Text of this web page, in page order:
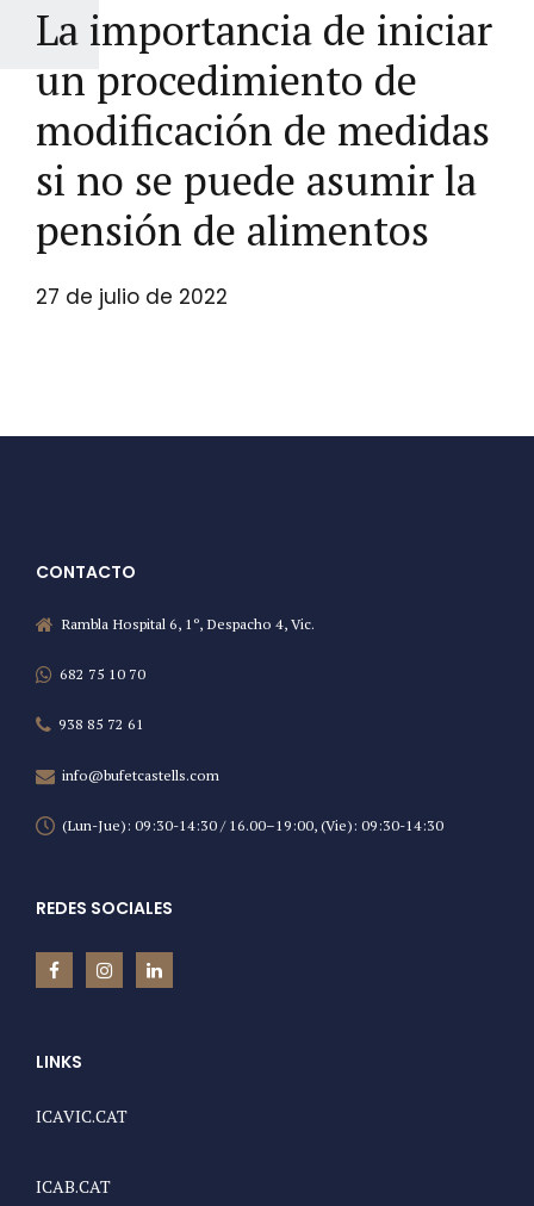
La importancia de iniciar
un procedimiento de
modificación de medidas
si no se puede asumir la
pensión de alimentos
27 de julio de 2022
CONTACTO
Rambla Hospital 6, 1º, Despacho 4, Vic.
682 75 10 70
938 85 72 61
info@bufetcastells.com
(Lun-Jue): 09:30-14:30 / 16.00–19:00, (Vie): 09:30-14:30
REDES SOCIALES
LINKS
ICAVIC.CAT
ICAB.CAT